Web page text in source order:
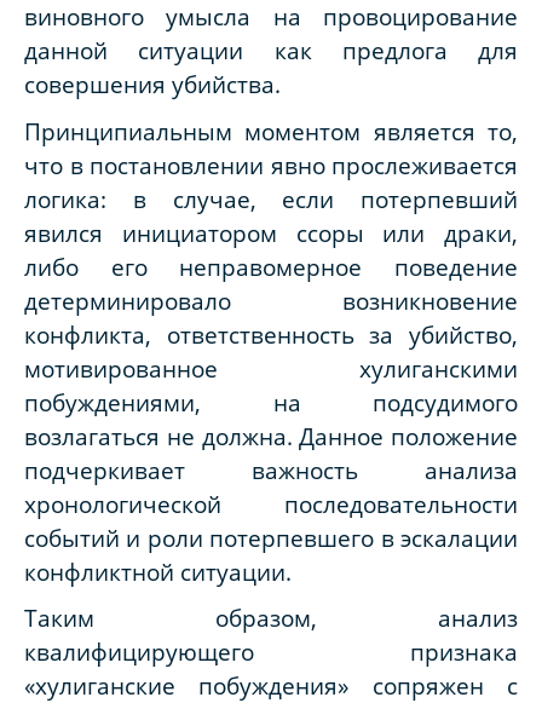
виновного умысла на провоцирование
данной ситуации как предлога для
совершения убийства.
Принципиальным моментом является то,
что в постановлении явно прослеживается
логика: в случае, если потерпевший
явился инициатором ссоры или драки,
либо его неправомерное поведение
детерминировало возникновение
конфликта, ответственность за убийство,
мотивированное хулиганскими
побуждениями, на подсудимого
возлагаться не должна. Данное положение
подчеркивает важность анализа
хронологической последовательности
событий и роли потерпевшего в эскалации
конфликтной ситуации.
Таким образом, анализ
квалифицирующего признака
«хулиганские побуждения» сопряжен с